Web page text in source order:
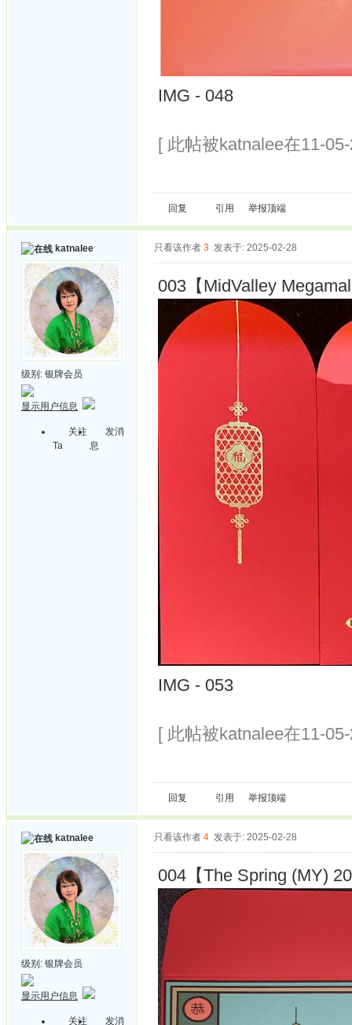
IMG - 048
[ 此帖被katnalee在11-
回复 引用 举报顶端
katnalee
级别: 银牌会员
显示用户信息
关注
Ta
发消
息
只看该作者 3 发表于: 2025-02-28
003【MidValley
IMG - 053
[ 此帖被katnalee在11-
回复 引用 举报顶端
katnalee
级别: 银牌会员
显示用户信息
关注 发消
只看该作者 4 发表于: 2025-02-28
004【The Spring (MY)